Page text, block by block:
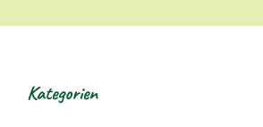
Kategorien